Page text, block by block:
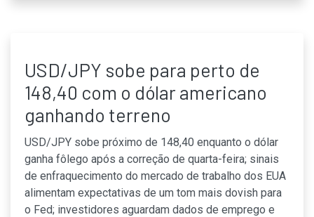
USD/JPY sobe para perto de
148,40 com o dólar americano
ganhando terreno
USD/JPY sobe próximo de 148,40 enquanto o dólar
ganha fôlego após a correção de quarta-feira; sinais
de enfraquecimento do mercado de trabalho dos EUA
alimentam expectativas de um tom mais dovish para
o Fed; investidores aguardam dados de emprego e